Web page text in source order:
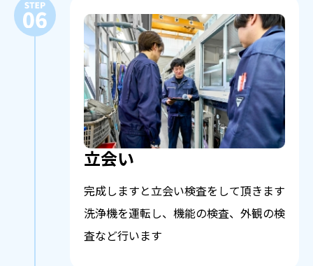
立会い
完成しますと立会い検査をして頂きます
洗浄機を運転し、機能の検査、外観の検
査など行います